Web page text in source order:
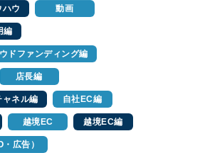
ハウ 動画
編
ドファンディング編
店長編
ャネル編 自社EC編
越境EC 越境EC編
広告）